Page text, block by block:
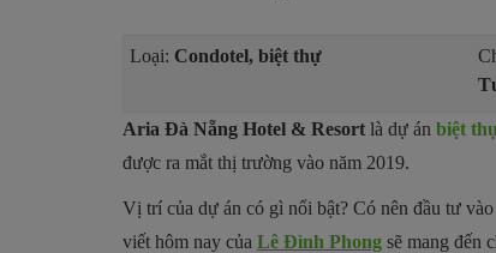
Loại: Condotel, biệt thự
Aria Đà Nẵng Hotel & Resort là dự án biệt
được ra mắt thị trường vào năm 2019.
Vị trí của dự án có gì nổi bật? Có nên đầu tư
viết hôm nay của Lê Đình Phong sẽ mang đến